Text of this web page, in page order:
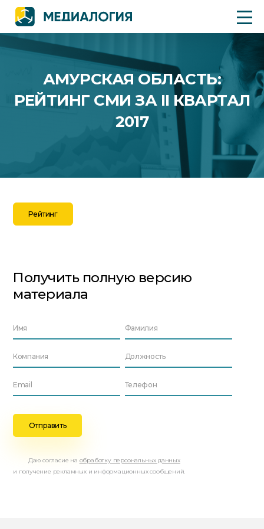
АМУРСКАЯ ОБЛАСТЬ:
РЕЙТИНГ СМИ ЗА II КВАРТАЛ
2017
Рейтинг
Получить полную версию
материала
Даю согласие на обработку персональных данных
и получение рекламных и информационных сообщений.